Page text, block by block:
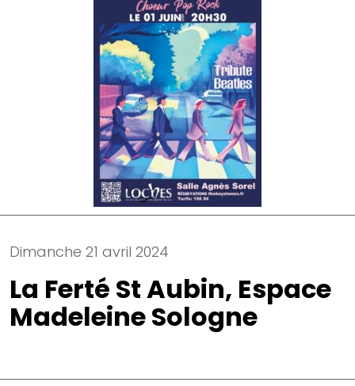
Dimanche 21 avril 2024
La Ferté St Aubin, Espace
Madeleine Sologne